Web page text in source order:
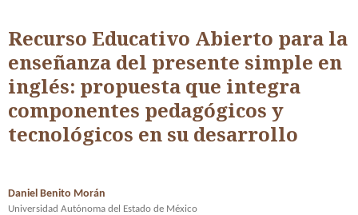
Recurso Educativo Abierto para la
enseñanza del presente simple en
inglés: propuesta que integra
componentes pedagógicos y
tecnológicos en su desarrollo
Daniel Benito Morán
Universidad Autónoma del Estado de México